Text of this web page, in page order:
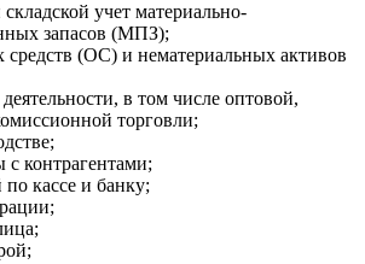
учет материально-
запасов (МПЗ);
средств (ОС) и нематериальных активов
в том числе оптовой,
торговли;
с контрагентами;
кассе и банку;